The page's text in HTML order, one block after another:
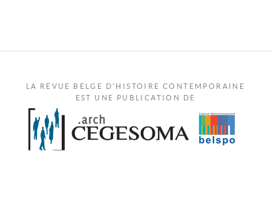
LA REVUE BELGE D'HISTOIRE CONTEMPORAINE
EST UNE PUBLICATION DE